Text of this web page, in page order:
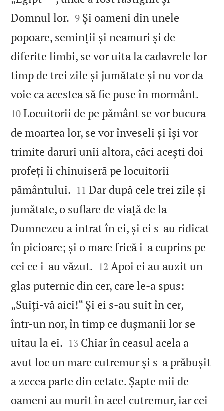
Domnul lor. 

9 Și oameni din unele
popoare, seminții și neamuri și de
diferite limbi, se vor uita la cadavrele lor
timp de trei zile și jumătate și nu vor da
voie ca acestea să fie puse în mormânt.
10 Locuitorii de pe pământ se vor bucura
de moartea lor, se vor înveseli și își vor
trimite daruri unii altora, căci acești doi
profeți îi chinuiseră pe locuitorii
pământului. 

11 Dar după cele trei zile și
jumătate, o suflare de viață de la
Dumnezeu a intrat în ei, și ei s‑au ridicat
în picioare; și o mare frică i‑a cuprins pe
cei ce i‑au văzut. 

12 Apoi ei au auzit un
glas puternic din cer, care le‑a spus:
„Suiți‑vă aici!“ Și ei s‑au suit în cer,
într‑un nor, în timp ce dușmanii lor se
uitau la ei. 

13 Chiar în ceasul acela a
avut loc un mare cutremur și s‑a prăbușit
a zecea parte din cetate. Șapte mii de
oameni au murit în acel cutremur, iar cei